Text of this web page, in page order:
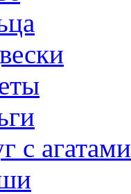
с агатами